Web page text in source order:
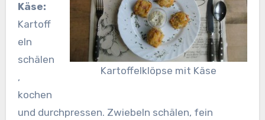
Kartoffelklöpse mit Käse
Käse:
Kartoff
eln
schälen
,
kochen
und durchpressen. Zwiebeln schälen, fein